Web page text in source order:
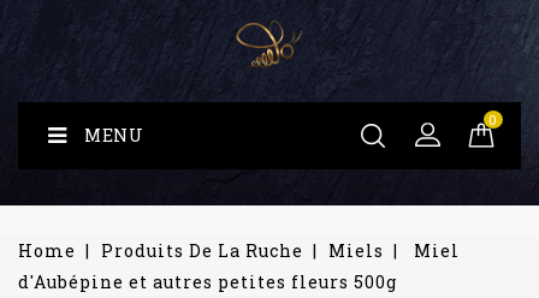
0
MENU
Home Produits De La Ruche Miels
Miel
d'Aubépine et autres petites fleurs 500g